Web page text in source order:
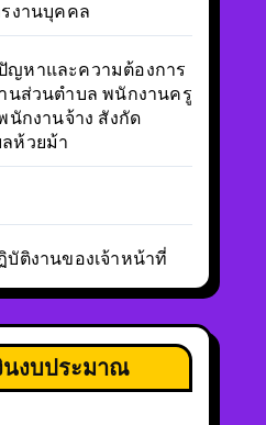
งานบุคคล
ญหาและความต้องการ
นส่วนตำบล พนักงานครู
นักงานจ้าง สังกัด
ห้วยม้า
ติงานของเจ้าหน้าที่
นงบประมาณ